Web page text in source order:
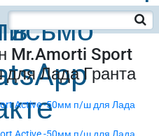
Mr.Amorti Sport
Лада Гранта